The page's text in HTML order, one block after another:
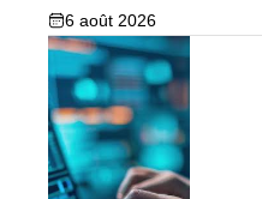
6 août 2026